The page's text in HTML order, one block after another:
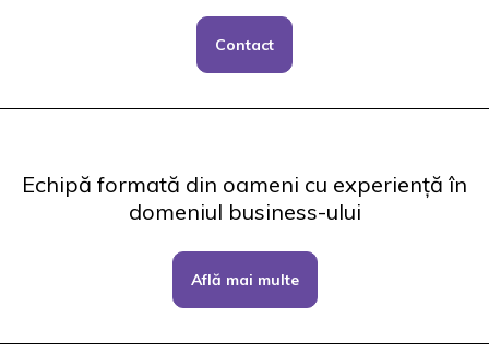
Contact
Echipă formată din oameni cu experiență în
domeniul business-ului
Află mai multe